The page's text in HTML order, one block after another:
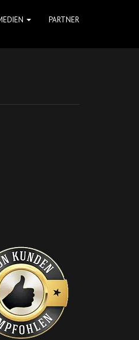
PARTNER